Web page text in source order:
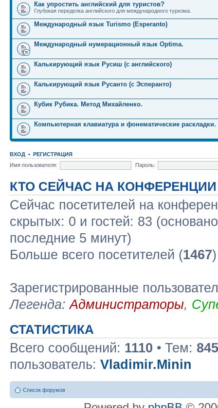
Как упростить английский для туристов?
Глубокая переделка английского для международного туризма.
Международный язык Turismo (Esperanto)
Международный нумерационный язык Optima.
Калькирующий язык Русиш (с английского)
Калькирующий язык Русанто (с Эсперанто)
Кубик Рубика. Метод Михайленко.
Компьютерная клавиатура и фонематические раскладки.
ВХОД • РЕГИСТРАЦИЯ
Имя пользователя:
Пароль:
КТО СЕЙЧАС НА КОНФЕРЕНЦИИ
Сейчас посетителей на
скрытых: 0 и гостей: 83
последние 5 минут)
Больше всего посетителей (1467
Зарегистрированные
Легенда:Администраторы,
СТАТИСТИКА
Всего сообщений: 1110 • Тем: 845
пользователь: Vladimir.Minin
Список форумов